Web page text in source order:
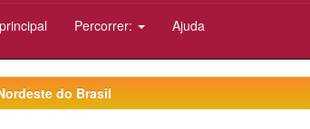
Percorrer: Ajuda
do Brasil